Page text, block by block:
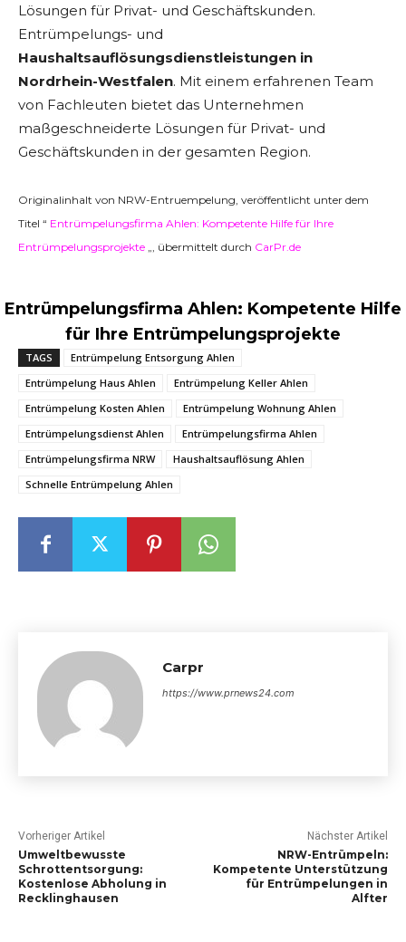
Lösungen für Privat- und Geschäftskunden.
Entrümpelungs- und
Haushaltsauflösungsdienstleistungen in
Nordrhein-Westfalen. Mit einem erfahrenen Team
von Fachleuten bietet das Unternehmen
maßgeschneiderte Lösungen für Privat- und
Geschäftskunden in der gesamten Region.
Originalinhalt von NRW-Entruempelung, veröffentlicht unter dem
Titel “ Entrümpelungsfirma Ahlen: Kompetente Hilfe für Ihre
Entrümpelungsprojekte „, übermittelt durch CarPr.de
Entrümpelungsfirma Ahlen: Kompetente Hilfe
für Ihre Entrümpelungsprojekte
TAGS
Entrümpelung Entsorgung Ahlen
Entrümpelung Haus Ahlen
Entrümpelung Keller Ahlen
Entrümpelung Kosten Ahlen
Entrümpelung Wohnung Ahlen
Entrümpelungsdienst Ahlen
Entrümpelungsfirma Ahlen
Entrümpelungsfirma NRW
Haushaltsauflösung Ahlen
Schnelle Entrümpelung Ahlen
Carpr
https://www.prnews24.com
Vorheriger Artikel
Umweltbewusste
Schrottentsorgung:
Kostenlose Abholung in
Recklinghausen
Nächster Artikel
NRW-Entrümpeln:
Kompetente Unterstützung
für Entrümpelungen in
Alfter